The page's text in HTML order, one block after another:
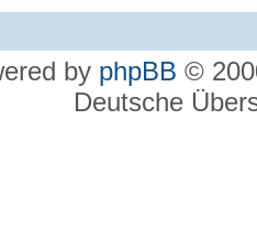
by phpBB ©
Deutsche